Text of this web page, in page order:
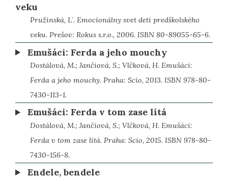
veku
Pružinská, L´. Emocionálny svet detí predškolského
veku. Prešov: Rokus s.r.o., 2006. ISBN 80-89055-65-6.
Emušáci: Ferda a jeho mouchy
Dostálová, M.; Jančiová, S.; Vlčková, H. Emušáci:
Ferda a jeho mouchy. Praha: Scio, 2013. ISBN 978-80-
7430-113-1.
Emušáci: Ferda v tom zase lítá
Dostálová, M.; Jančiová, S.; Vlčková, H. Emušáci:
Ferda v tom zase lítá. Praha: Scio, 2015. ISBN 978-80-
7430-156-8.
Endele, bendele